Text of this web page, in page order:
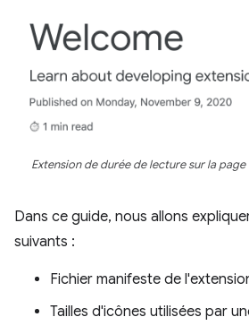
Extension de durée de lecture sur la
Dans ce guide, nous allons
suivants :
Fichier manifeste de
Tailles d'icônes utilisées par